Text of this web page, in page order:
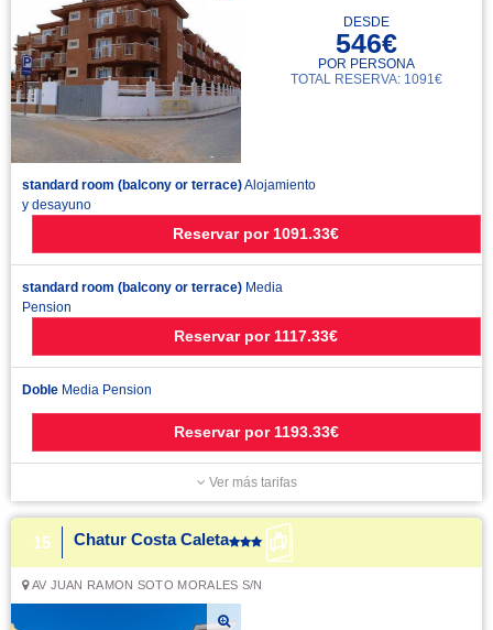
DESDE
546€
POR PERSONA
TOTAL RESERVA: 1091€
standard room (balcony or terrace)Alojamiento
y desayuno
Reservar por 1091.33€
standard room (balcony or terrace) Media
Pension
Reservar por 1117.33€
Doble Media Pension
Reservar por 1193.33€
Ver más tarifas
15 Chatur Costa Caleta
AV JUAN RAMON SOTO MORALES S/N